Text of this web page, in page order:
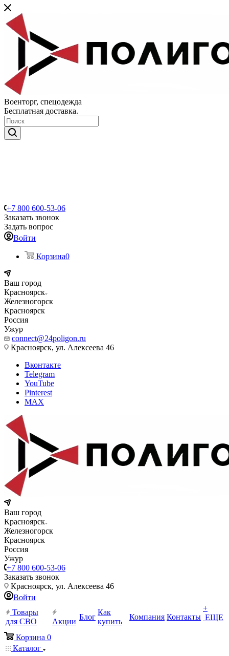
Военторг, спецодежда
Бесплатная доставка.
+7 800 600-53-06
Заказать звонок
Задать вопрос
Войти
Корзина0
Ваш город
Красноярск
Железногорск
Красноярск
Россия
Ужур
connect@24poligon.ru
Красноярск, ул. Алексеева 46
Вконтакте
Telegram
YouTube
Pinterest
MAX
Ваш город
Красноярск
Железногорск
Красноярск
Россия
Ужур
+7 800 600-53-06
Заказать звонок
Красноярск, ул. Алексеева 46
Войти
Товары
для СВО
Акции
Блог
Как
купить
Компания Контакты
+
ЕЩЕ
Корзина 0
Каталог